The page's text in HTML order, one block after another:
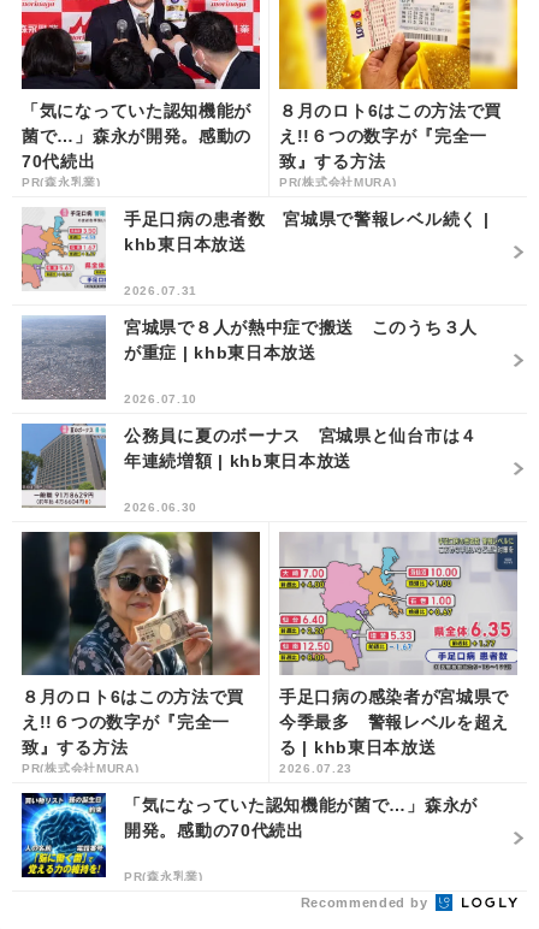
「気になっていた認知機能が
菌で…」森永が開発。感動の
70代続出
PR(森永乳業)
８月のロト6はこの方法で買
え!!６つの数字が『完全一
致』する方法
PR(株式会社MURA)
手足口病の患者数 宮城県で警報レベル続く |
khb東日本放送
2026.07.31
宮城県で８人が熱中症で搬送 このうち３人
が重症 | khb東日本放送
2026.07.10
公務員に夏のボーナス 宮城県と仙台市は４
年連続増額 | khb東日本放送
2026.06.30
８月のロト6はこの方法で買
え!!６つの数字が『完全一
致』する方法
PR(株式会社MURA)
手足口病の感染者が宮城県で
今季最多 警報レベルを超え
る | khb東日本放送
2026.07.23
「気になっていた認知機能が菌で…」森永が
開発。感動の70代続出
PR(森永乳業)
Recommended by